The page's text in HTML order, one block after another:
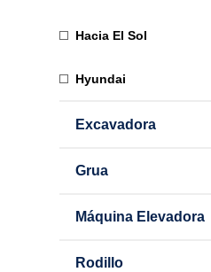
Hacia El Sol
Hyundai
Excavadora
Grua
Máquina Elevadora
Rodillo